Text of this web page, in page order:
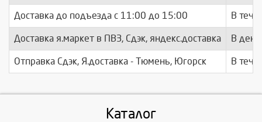
Доставка до подъезда c 11:00 до 15:00 В
Доставка я.маркет в ПВЗ, Сдэк, яндекс.доставка В день
Отправка Сдэк, Я.доставка - Тюмень, Югорск В
Каталог